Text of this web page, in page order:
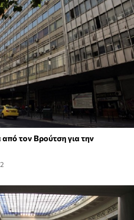
τον Βρούτση για την